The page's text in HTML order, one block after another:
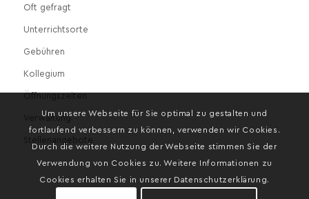
Oft gefragt
Unterrichtsorte
Gebühren
Kollegium
Öffnungszeiten
Verwaltung
Stellenangebote
Um unsere Webseite für Sie optimal zu gestalten und
fortlaufend verbessern zu können, verwenden wir Cookies.
Durch die weitere Nutzung der Webseite stimmen Sie der
Verwendung von Cookies zu. Weitere Informationen zu
Cookies erhalten Sie in unserer Datenschutzerklärung.